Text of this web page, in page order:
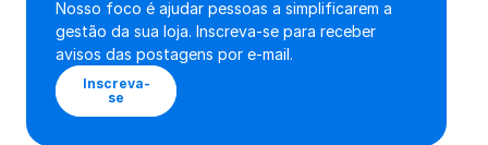
Nosso foco é ajudar pessoas a simplificarem a
gestão da sua loja. Inscreva-se para receber
avisos das postagens por e-mail.
Inscreva-
se